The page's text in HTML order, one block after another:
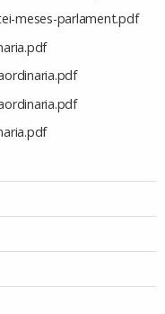
meses-parlament.pdf